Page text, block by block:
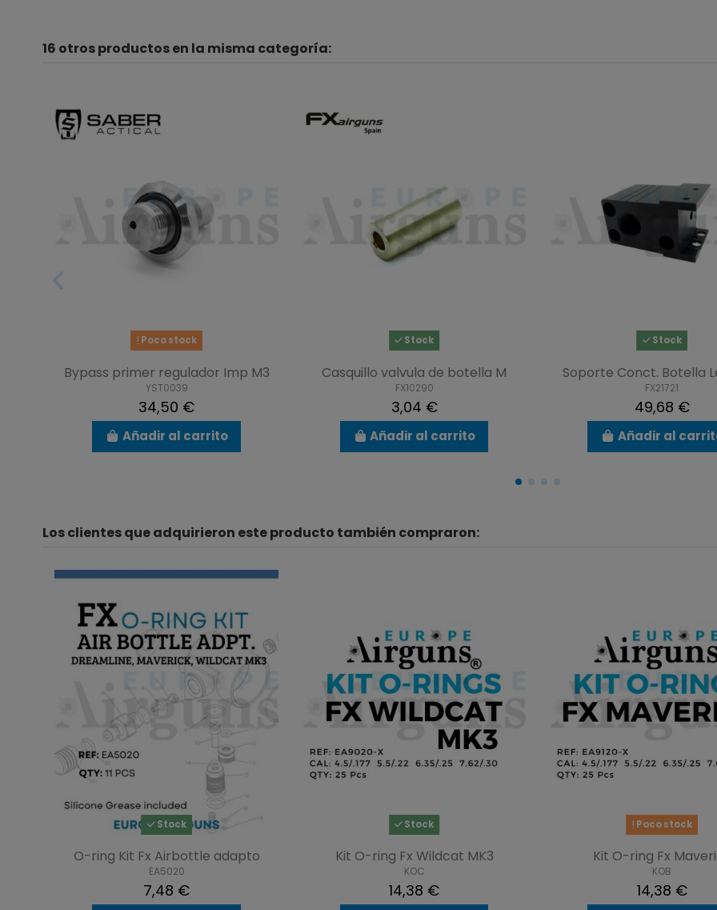
16 otros productos en la misma categoría:
Poco stock
Bypass primer regulador Imp M3
YST0039
34,50 €
Añadir al carrito
Stock
Casquillo valvula de botella M
FX10290
3,04 €
Añadir al carrito
Stock
Soporte Conct. Botella
FX21721
49,68 €
Añadir al
Los clientes que adquirieron este producto también compraron:
Stock
O-ring Kit Fx Airbottle adapto
EA5020
7,48 €
Stock
Kit O-ring Fx Wildcat MK3
KOC
14,38 €
Poco stock
Kit O-ring Fx
KOB
14,38 €